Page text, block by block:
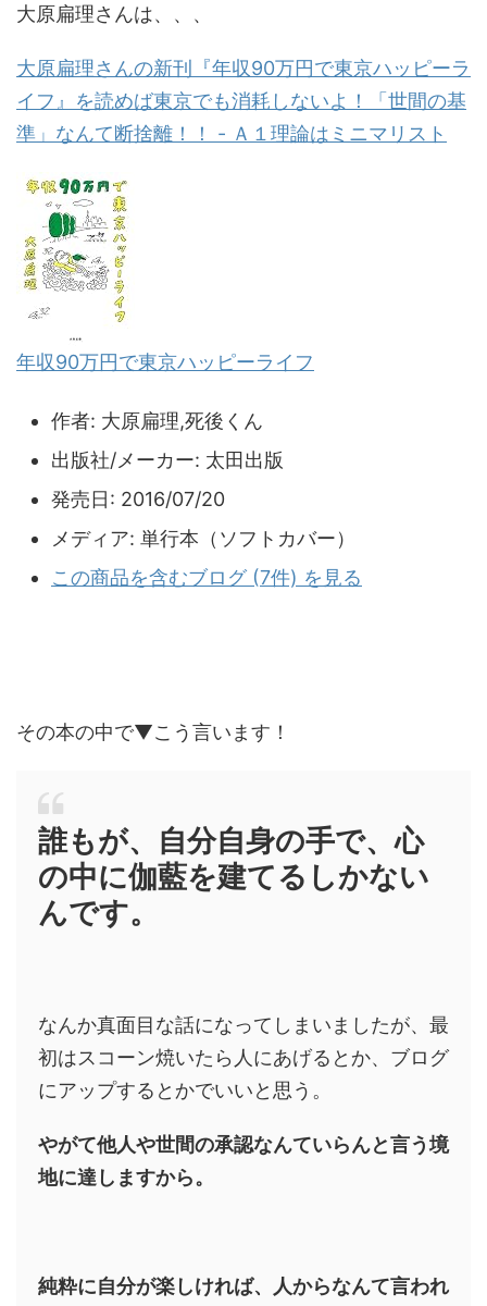
大原扁理さんは、、、
大原扁理さんの新刊『年収90万円で東京ハッピーラ
イフ』を読めば東京でも消耗しないよ！「世間の基
準」なんて断捨離！！ - Ａ１理論はミニマリスト
年収90万円で東京ハッピーライフ
作者: 大原扁理,死後くん
出版社/メーカー: 太田出版
発売日: 2016/07/20
メディア: 単行本（ソフトカバー）
この商品を含むブログ (7件) を見る
その本の中で▼こう言います！
誰もが、自分自身の手で、心
の中に伽藍を建てるしかない
んです。
なんか真面目な話になってしまいましたが、最
初はスコーン焼いたら人にあげるとか、ブログ
にアップするとかでいいと思う。
やがて他人や世間の承認なんていらんと言う境
地に達しますから。
純粋に自分が楽しければ、人からなんて言われ